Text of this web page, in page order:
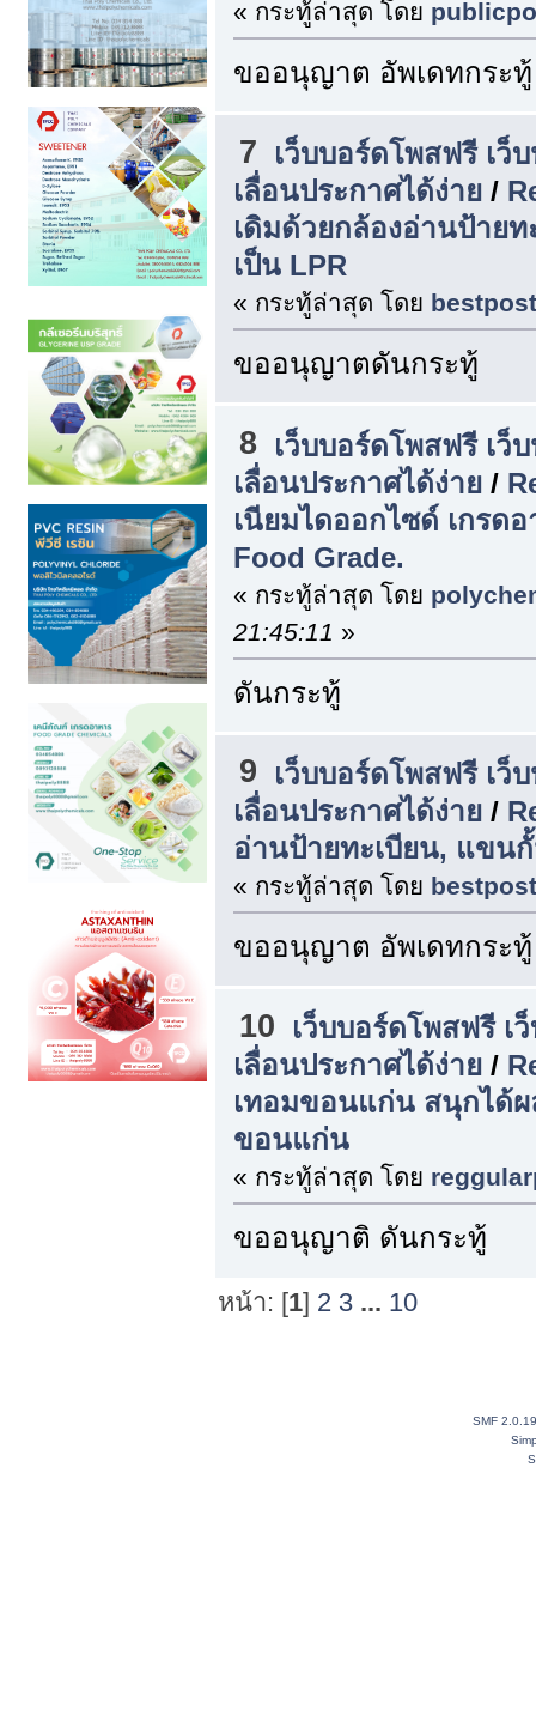
« กระทู้ล่าสุด โดย
ขออนุญาต อัพเดทกระทู้
7
เว็บบอร์ดโพสฟรี เว็
เลื่อนประกาศได้ง่าย/
เดิมด้วยกล้องอ่านป้าย
เป็น LPR
« กระทู้ล่าสุด โดย
ขออนุญาตดันกระทู้
8 เว็บบอร์ดโพสฟรี เว็
เลื่อนประกาศได้ง่าย/
เนียมไดออกไซด์ เกรด
Food Grade.
« กระทู้ล่าสุด โดย
21:45:11 »
ดันกระทู้
9
เว็บบอร์ดโพสฟรี เว็
เลื่อนประกาศได้ง่าย/
อ่านป้ายทะเบียน, แขน
« กระทู้ล่าสุด โดย
ขออนุญาต อัพเดทกระทู้
10
เว็บบอร์ดโพสฟรี เ
เลื่อนประกาศได้ง่าย/
เทอมขอนแก่น สนุกได้ผ
ขอนแก่น
« กระทู้ล่าสุด โดย
ขออนุญาติ ดันกระทู้
หน้า: [1] 2 3 ... 10
SMF 2.0.19